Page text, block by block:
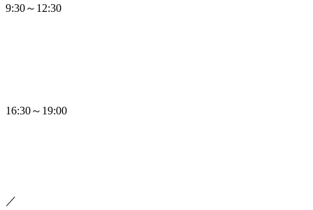
9:30～12:30
16:30～19:00
／